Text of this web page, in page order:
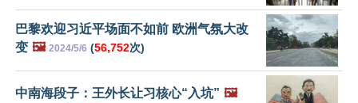
巴黎欢迎习近平场面不如前 欧洲气氛大改
变 🖼️ 2024/5/6 (56,752次)
中南海段子：王外长让习核心“入坑” 🖼️